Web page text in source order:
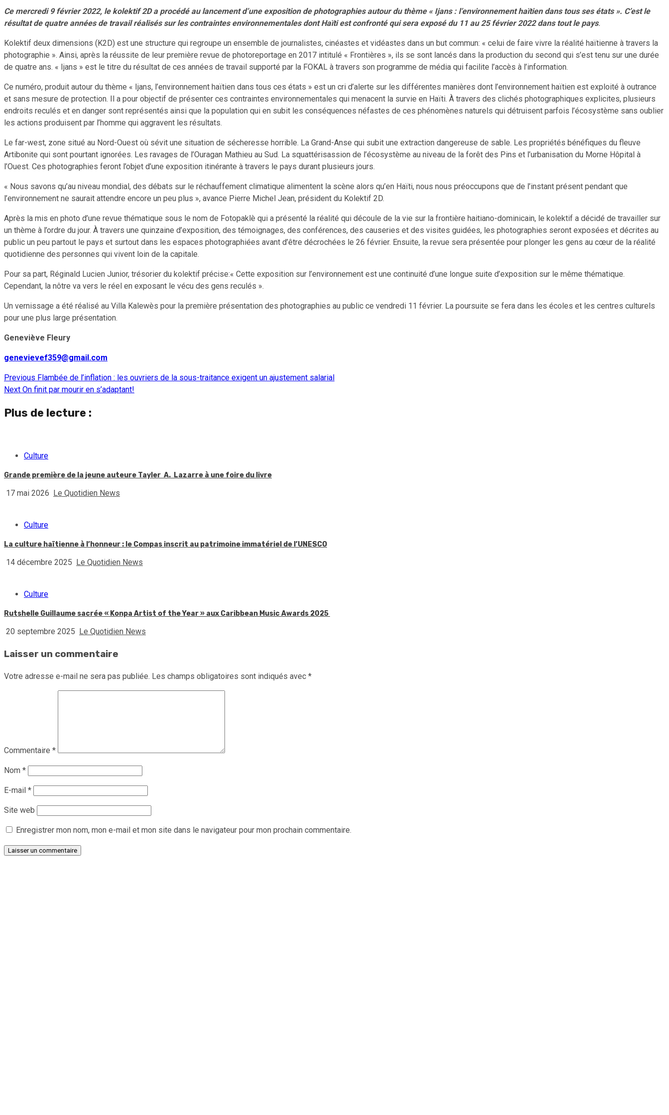
Ce mercredi 9 février 2022, le kolektif 2D a procédé au lancement d’une exposition de photographies autour du thème « Ijans : l’environnement haïtien dans tous ses états ». C’est le
résultat de quatre années de travail réalisés sur les contraintes environnementales dont Haïti est confronté qui sera exposé du 11 au 25 février 2022 dans tout le pays.
Kolektif deux dimensions (K2D) est une structure qui regroupe un ensemble de journalistes, cinéastes et vidéastes dans un but commun: « celui de faire vivre la réalité haïtienne à travers la
photographie ». Ainsi, après la réussite de leur première revue de photoreportage en 2017 intitulé « Frontières », ils se sont lancés dans la production du second qui s’est tenu sur une durée
de quatre ans. « Ijans » est le titre du résultat de ces années de travail supporté par la FOKAL à travers son programme de média qui facilite l’accès à l’information.
Ce numéro, produit autour du thème « Ijans, l’environnement haïtien dans tous ces états » est un cri d’alerte sur les différentes manières dont l’environnement haïtien est exploité à outrance
et sans mesure de protection. Il a pour objectif de présenter ces contraintes environnementales qui menacent la survie en Haïti. À travers des clichés photographiques explicites, plusieurs
endroits reculés et en danger sont représentés ainsi que la population qui en subit les conséquences néfastes de ces phénomènes naturels qui détruisent parfois l’écosystème sans oublier
les actions produisent par l’homme qui aggravent les résultats.
Le far-west, zone situé au Nord-Ouest où sévit une situation de sécheresse horrible. La Grand-Anse qui subit une extraction dangereuse de sable. Les propriétés bénéfiques du fleuve
Artibonite qui sont pourtant ignorées. Les ravages de l’Ouragan Mathieu au Sud. La squattérisassion de l’écosystème au niveau de la forêt des Pins et l’urbanisation du Morne Hôpital à
l’Ouest. Ces photographies feront l’objet d’une exposition itinérante à travers le pays durant plusieurs jours.
« Nous savons qu’au niveau mondial, des débats sur le réchauffement climatique alimentent la scène alors qu’en Haïti, nous nous préoccupons que de l’instant présent pendant que
l’environnement ne saurait attendre encore un peu plus », avance Pierre Michel Jean, président du Kolektif 2D.
Après la mis en photo d’une revue thématique sous le nom de Fotopaklè qui a présenté la réalité qui découle de la vie sur la frontière haitiano-dominicain, le kolektif a décidé de travailler sur
un thème à l’ordre du jour. À travers une quinzaine d’exposition, des témoignages, des conférences, des causeries et des visites guidées, les photographies seront exposées et décrites au
public un peu partout le pays et surtout dans les espaces photographiées avant d’être décrochées le 26 février. Ensuite, la revue sera présentée pour plonger les gens au cœur de la réalité
quotidienne des personnes qui vivent loin de la capitale.
Pour sa part, Réginald Lucien Junior, trésorier du kolektif précise:« Cette exposition sur l’environnement est une continuité d’une longue suite d’exposition sur le même thématique.
Cependant, la nôtre va vers le réel en exposant le vécu des gens reculés ».
Un vernissage a été réalisé au Villa Kalewès pour la première présentation des photographies au public ce vendredi 11 février. La poursuite se fera dans les écoles et les centres culturels
pour une plus large présentation.
Geneviève Fleury
genevievef359@gmail.com
Continue
Reading
Previous Flambée de l’inflation : les ouvriers de la sous-traitance exigent un ajustement salarial
Next On finit par mourir en s’adaptant!
Plus de lecture :
Culture
Grande première de la jeune auteure Tayler A. Lazarre à une foire du livre
17 mai 2026 Le Quotidien News
Culture
La culture haïtienne à l’honneur : le Compas inscrit au patrimoine immatériel de l’UNESCO
14 décembre 2025 Le Quotidien News
Culture
Rutshelle Guillaume sacrée « Konpa Artist of the Year » aux Caribbean Music Awards 2025
20 septembre 2025 Le Quotidien News
Laisser un commentaire
Votre adresse e-mail ne sera pas publiée. Les champs obligatoires sont indiqués avec *
Commentaire *
Nom *
E-mail *
Site web
Enregistrer mon nom, mon e-mail et mon site dans le navigateur pour mon prochain commentaire.